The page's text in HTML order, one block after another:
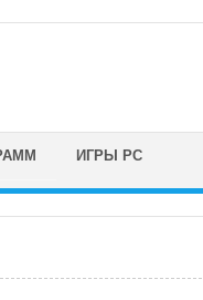
ИГРЫ PC